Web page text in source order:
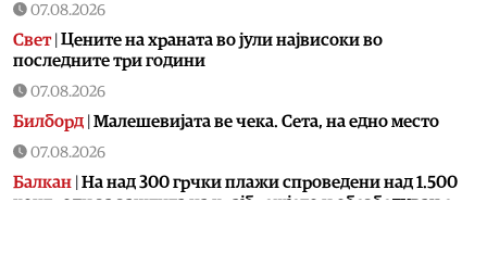
07.08.2026
Свет| Цените на храната во јули највисоки во
последните три години
07.08.2026
Билборд Малешевијата ве чека. Сета, на едно место
07.08.2026
Балкан На над 300 грчки плажи спроведени над 1.500
контроли за заштита на крајбрежјето и обезбедување